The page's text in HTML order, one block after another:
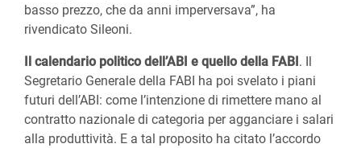
basso prezzo, che da anni imperversava”, ha
rivendicato Sileoni.
Il calendario politico dell’ABI e quello della FABI . Il
Segretario Generale della FABI ha poi svelato i piani
futuri dell’ABI: come l’intenzione di rimettere mano al
contratto nazionale di categoria per agganciare i salari
alla produttività. E a tal proposito ha citato l’accordo